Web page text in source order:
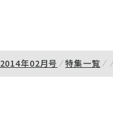
2014年02月号 特集一覧